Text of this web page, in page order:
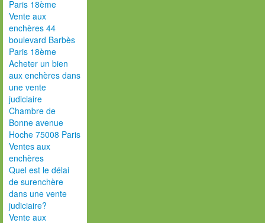
Paris 18ème
Vente aux
enchères 44
boulevard Barbès
Paris 18ème
Acheter un bien
aux enchères dans
une vente
judiciaire
Chambre de
Bonne avenue
Hoche 75008 Paris
Ventes aux
enchères
Quel est le délai
de surenchère
dans une vente
judiciaire?
Vente aux